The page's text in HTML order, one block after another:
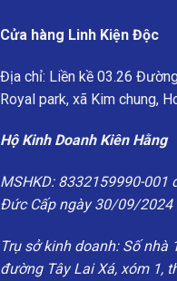
Cửa hàng Linh Kiện Độc
Địa chỉ: Liền kề 03.26
Royal park, xã Kim chung,
Hộ Kinh Doanh Kiên Hằng
MSHKD: 8332159990-001
Đức Cấp ngày 30/09/2024
Trụ sở kinh doanh: Số nhà
đường Tây Lai Xá, xóm 1,